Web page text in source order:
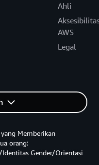
Ahli
AWS
Legal
Memberikan
orang:
Gender/Orientasi